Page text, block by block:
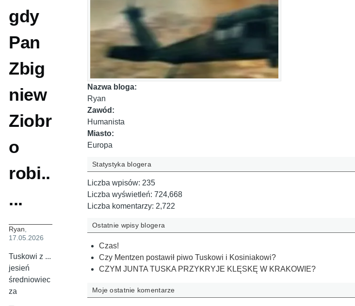
gdy
Pan
Zbig
niew
Ziobr
o
robi..
...
Ryan,
17.05.2026
Tuskowi z ...
jesień
średniowiec
za
Nazwa bloga:
Ryan
Zawód:
Humanista
Miasto:
Europa
Statystyka blogera
Liczba wpisów: 235
Liczba wyświetleń: 724,668
Liczba komentarzy: 2,722
Ostatnie wpisy blogera
Czas!
Czy Mentzen postawił piwo Tuskowi i Kosiniakowi?
CZYM JUNTA TUSKA PRZYKRYJE KLĘSKĘ W KRAKOWIE?
Moje ostatnie komentarze